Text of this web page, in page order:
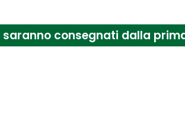
consegnati dalla